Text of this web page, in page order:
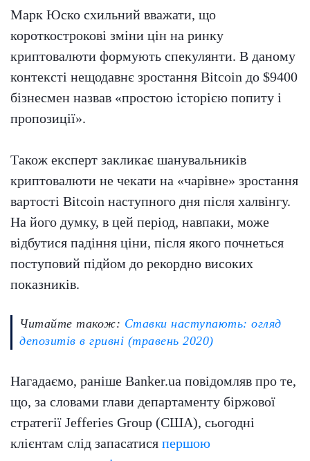
Марк Юско схильний вважати, що
короткострокові зміни цін на ринку
криптовалюти формують спекулянти. В даному
контексті нещодавнє зростання Bitcoin до $9400
бізнесмен назвав «простою історією попиту і
пропозиції».
Також експерт закликає шанувальників
криптовалюти не чекати на «чарівне» зростання
вартості Bitcoin наступного дня після халвінгу.
На його думку, в цей період, навпаки, може
відбутися падіння ціни, після якого почнеться
поступовий підйом до рекордно високих
показників.
Читайте також: Ставки наступають: огляд
депозитів в гривні (травень 2020)
Нагадаємо, раніше Banker.ua повідомляв про те,
що, за словами глави департаменту біржової
стратегії Jefferies Group (США), сьогодні
клієнтам слід запасатися першою